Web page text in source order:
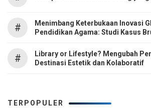
#
Menimbang Keterbukaan Inovasi
Pendidikan Agama: Studi Kasus
#
Library or Lifestyle? Mengubah
Destinasi Estetik dan Kolaboratif
TERPOPULER